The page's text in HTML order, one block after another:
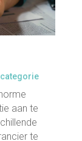
categorie
aan te
te